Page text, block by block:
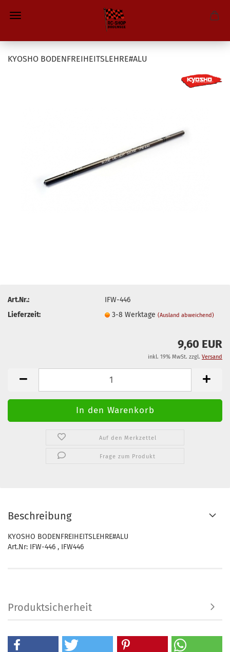
KYOSHO BODENFREIHEITSLEHRE#ALU
Art.Nr.:
IFW-446
Lieferzeit:
3-8 Werktage(Ausland abweichend)
9,60 EUR
inkl. 19% MwSt. zzgl. Versand
Auf den Merkzettel
Frage zum Produkt
Beschreibung
KYOSHO BODENFREIHEITSLEHRE#ALU
Art.Nr: IFW-446 , IFW446
Produktsicherheit